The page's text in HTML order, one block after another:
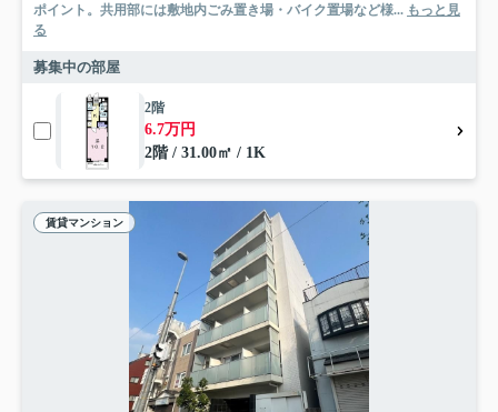
ポイント。共用部には敷地内ごみ置き場・バイク置場など様... もっと見
る
募集中の部屋
2階
6.7万円
2階 / 31.00㎡ / 1K
賃貸マンション